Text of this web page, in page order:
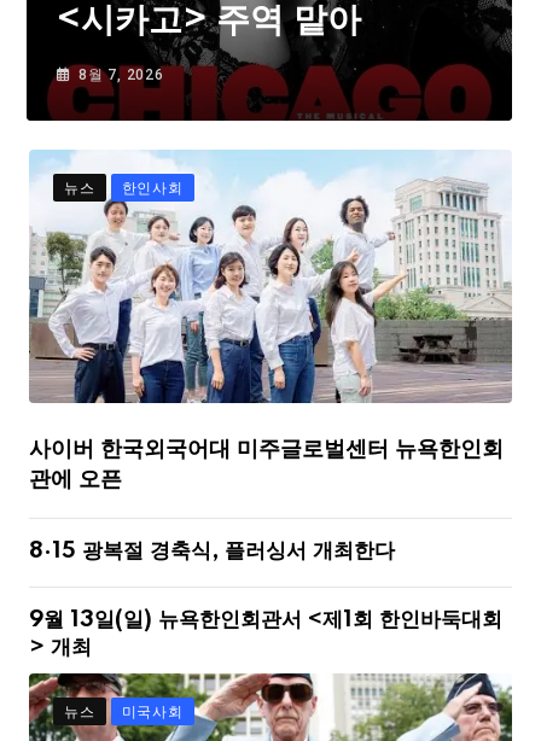
<시카고> 주역 맡아
8월 7, 2026
뉴스 한인사회
사이버 한국외국어대 미주글로벌센터 뉴욕한인회
관에 오픈
8·15 광복절 경축식, 플러싱서 개최한다
9월 13일(일) 뉴욕한인회관서 <제1회 한인바둑대회
> 개최
뉴스 미국사회